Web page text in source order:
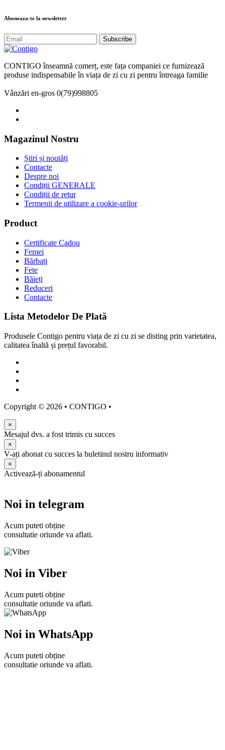
Aboneaza-te la newsletter
Subscribe
CONTIGO înseamnă comerț, este fața companiei ce furnizează
produse indispensabile în viața de zi cu zi pentru întreaga familie
Vânzări en-gros 0(79)998805
Magazinul Nostru
Știri și noutăți
Contacte
Despre noi
Condiții GENERALE
Condiții de retur
Termenii de utilizare a cookie-urilor
Product
Certificate Cadou
Femei
Bărbați
Fete
Băieți
Reduceri
Contacte
Lista Metodelor De Plată
Produsele Contigo pentru viața de zi cu zi se disting prin varietatea,
calitatea înaltă și prețul favorabil.
Copyright © 2026 • CONTIGO •
×
Mesajul dvs. a fost trimis cu succes
×
V-ați abonat cu succes la buletinul nostru informativ
×
Activează-ți abonamentul
Noi in telegram
Acum puteti obține
consultatie oriunde va aflati.
Noi in Viber
Acum puteti obține
consultatie oriunde va aflati.
Noi in WhatsApp
Acum puteti obține
consultatie oriunde va aflati.